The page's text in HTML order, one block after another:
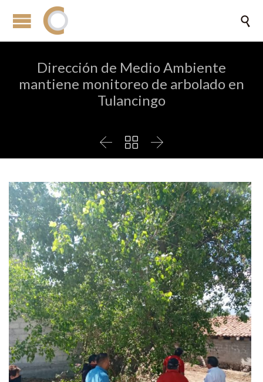

Dirección de Medio Ambiente
mantiene monitoreo de arbolado en
Tulancingo
  